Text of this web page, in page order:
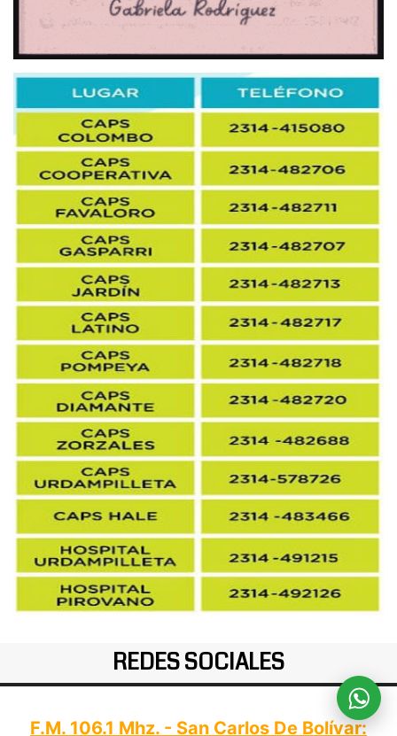
REDES SOCIALES
F.M. 106.1 Mhz. - San Carlos De Bolívar: